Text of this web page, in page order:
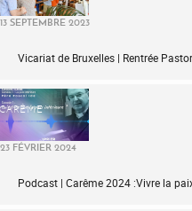
13 SEPTEMBRE 2023
Vicariat de Bruxelles | Rentrée
CARÊME
23 FÉVRIER 2024
Podcast | Carême 2024 :Vivre la